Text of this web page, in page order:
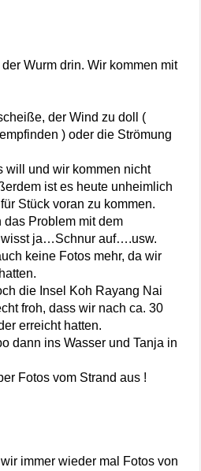
Wurm drin. Wir kommen mit
der Wind zu doll (
) oder die Strömung
will und wir kommen nicht
ist es heute unheimlich
Stück voran zu kommen.
Problem mit dem
ja…Schnur auf….usw.
keine Fotos mehr, da wir
die Insel Koh Rayang Nai
froh, dass wir nach ca. 30
erreicht hatten.
dann ins Wasser und Tanja in
Fotos vom Strand aus !
immer wieder mal Fotos von